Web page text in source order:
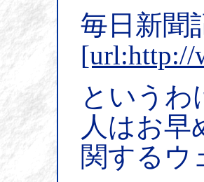
毎日新聞
[url:http://
というわ
人はお早
関するウ